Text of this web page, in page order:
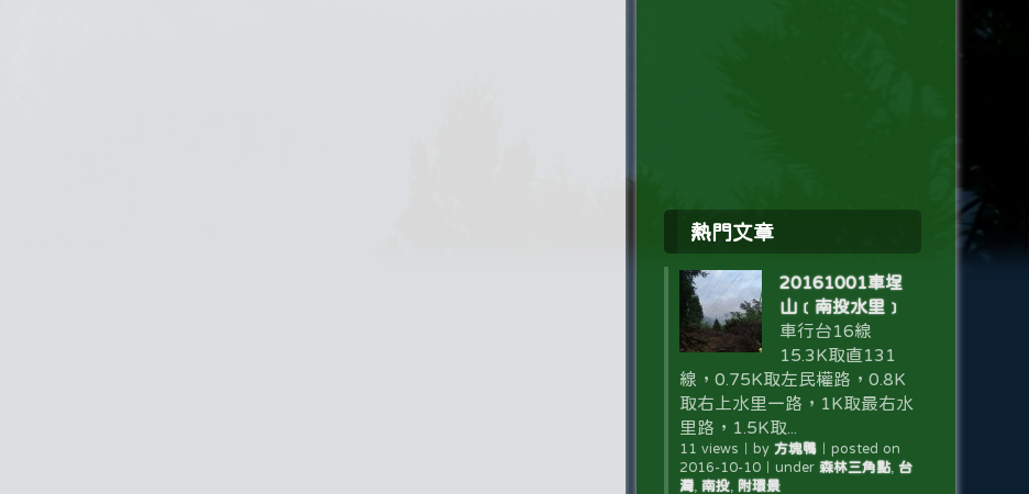
熱門文章
20161001車埕
山﹝南投水里﹞
車行台16線
15.3K取直131
線，0.75K取左民權路，0.8K
取右上水里一路，1K取最右水
里路，1.5K取...
11 views by 方塊鴨｜ posted on
2016-10-10｜ under 森林三角點, 台
灣, 南投, 附環景